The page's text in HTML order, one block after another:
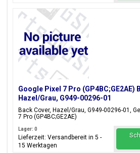
Google Pixel 7 Pro (GP4BC;GE2AE)
Hazel/Grau, G949-00296-01
Back Cover, Hazel/Grau, G949-00296-01,
7 Pro (GP4BC;GE2AE)
Lager: 0
Lieferzeit: Versandbereit in 5 -
15 Werktagen